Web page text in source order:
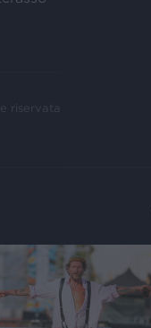
riservata